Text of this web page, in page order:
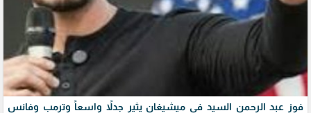
فوز عبد الرحمن السيد في ميشيغان يثير جدلاً واسعاً وترمب وفانس